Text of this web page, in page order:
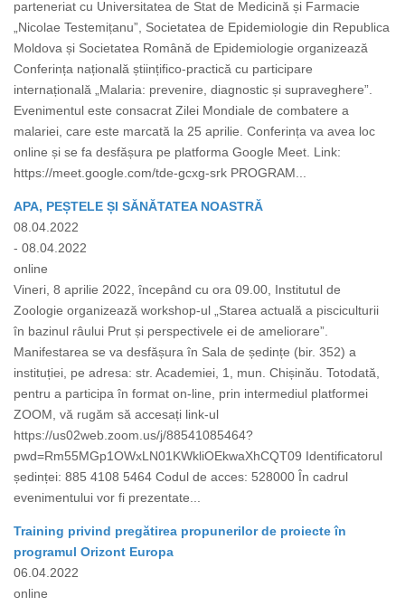
parteneriat cu Universitatea de Stat de Medicină și Farmacie
„Nicolae Testemițanu”, Societatea de Epidemiologie din Republica
Moldova și Societatea Română de Epidemiologie organizează
Conferința națională științifico-practică cu participare
internațională „Malaria: prevenire, diagnostic și supraveghere”.
Evenimentul este consacrat Zilei Mondiale de combatere a
malariei, care este marcată la 25 aprilie. Conferința va avea loc
online și se fa desfășura pe platforma Google Meet. Link:
https://meet.google.com/tde-gcxg-srk PROGRAM...
APA, PEȘTELE ȘI SĂNĂTATEA NOASTRĂ
08.04.2022
- 08.04.2022
online
Vineri, 8 aprilie 2022, începând cu ora 09.00, Institutul de
Zoologie organizează workshop-ul „Starea actuală a pisciculturii
în bazinul râului Prut și perspectivele ei de ameliorare”.
Manifestarea se va desfășura în Sala de ședințe (bir. 352) a
instituției, pe adresa: str. Academiei, 1, mun. Chișinău. Totodată,
pentru a participa în format on-line, prin intermediul platformei
ZOOM, vă rugăm să accesați link-ul
https://us02web.zoom.us/j/88541085464?
pwd=Rm55MGp1OWxLN01KWkliOEkwaXhCQT09 Identificatorul
ședinței: 885 4108 5464 Codul de acces: 528000 În cadrul
evenimentului vor fi prezentate...
Training privind pregătirea propunerilor de proiecte în
programul Orizont Europa
06.04.2022
online